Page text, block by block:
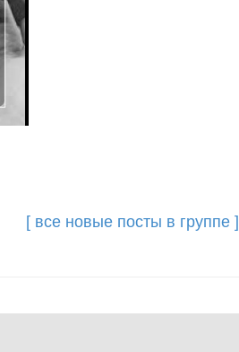
[ все новые посты в группе ]